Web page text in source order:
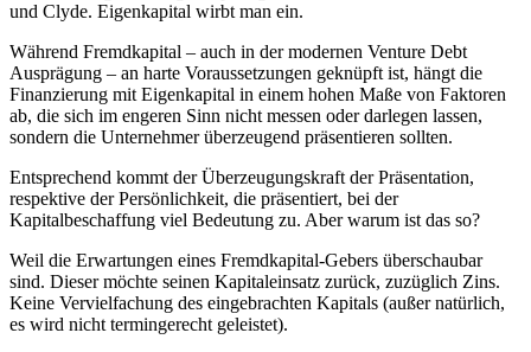
und Clyde. Eigenkapital wirbt man ein.
Während Fremdkapital – auch in der modernen Venture Debt
Ausprägung – an harte Voraussetzungen geknüpft ist, hängt die
Finanzierung mit Eigenkapital in einem hohen Maße von Faktoren
ab, die sich im engeren Sinn nicht messen oder darlegen lassen,
sondern die Unternehmer überzeugend präsentieren sollten.
Entsprechend kommt der Überzeugungskraft der Präsentation,
respektive der Persönlichkeit, die präsentiert, bei der
Kapitalbeschaffung viel Bedeutung zu. Aber warum ist das so?
Weil die Erwartungen eines Fremdkapital-Gebers überschaubar
sind. Dieser möchte seinen Kapitaleinsatz zurück, zuzüglich Zins.
Keine Vervielfachung des eingebrachten Kapitals (außer natürlich,
es wird nicht termingerecht geleistet).